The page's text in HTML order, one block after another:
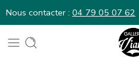
Nous contacter : 04 79 05 07 62